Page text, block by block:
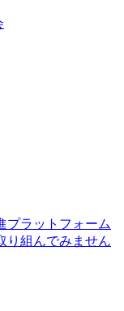
プラットフォーム
り組んでみません